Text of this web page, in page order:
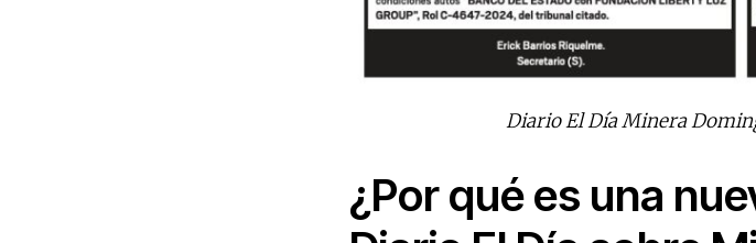
Diario El Día Minera
¿Por qué es una